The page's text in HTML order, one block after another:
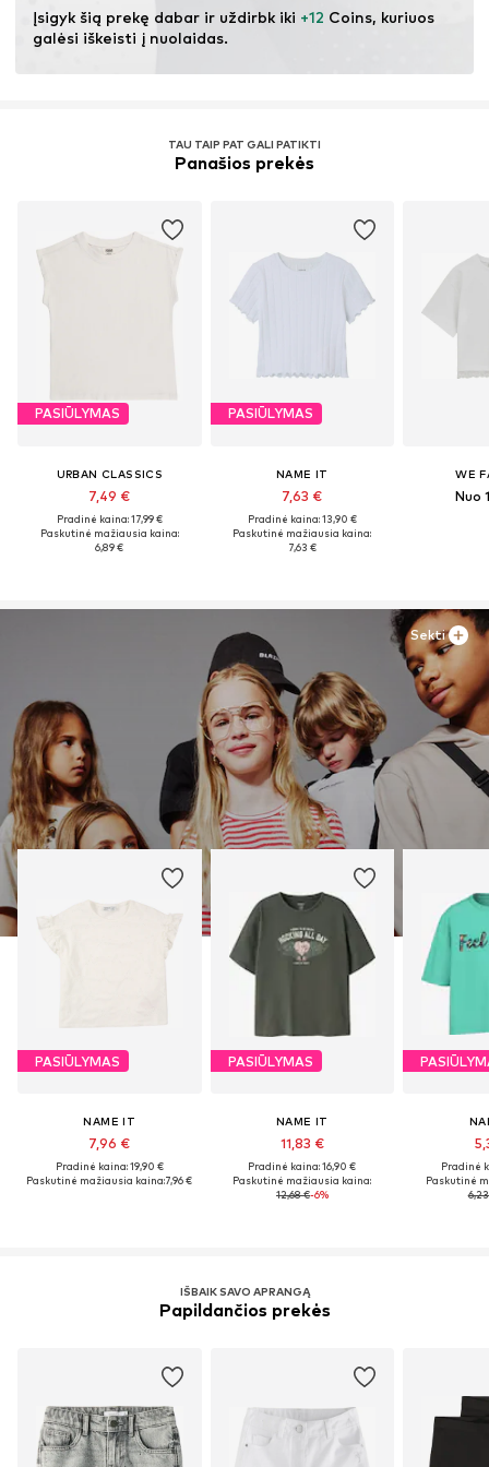
Įsigyk šią prekę dabar ir uždirbk iki +12 Coins, kuriuos
galėsi iškeisti į nuolaidas.
TAU TAIP PAT GALI PATIKTI
Panašios prekės
PASIŪLYMAS
URBAN CLASSICS
7,49 €
Pradinė kaina: 17,99 €
Paskutinė mažiausia kaina:
6,89 €
PASIŪLYMAS
NAME IT
7,63 €
Pradinė kaina: 13,90 €
Paskutinė mažiausia kaina:
7,63 €
WE
Nuo
DAUGIAU IŠ
PASIŪLYMAS
NAME IT
7,96 €
Pradinė kaina: 19,90 €
Paskutinė mažiausia kaina:7,96 €
PASIŪLYMAS
NAME IT
11,83 €
Pradinė kaina: 16,90 €
Paskutinė mažiausia kaina:
12,68 €-6%
Pradinė
Paskutinė
Sekti
IŠBAIK SAVO APRANGĄ
Papildančios prekės